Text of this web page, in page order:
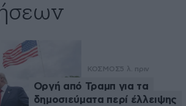
ΚΟΣΜΟΣ5 λ. πριν
Οργή από Τραμπ για τα
δημοσιεύματα περί έλλειψης